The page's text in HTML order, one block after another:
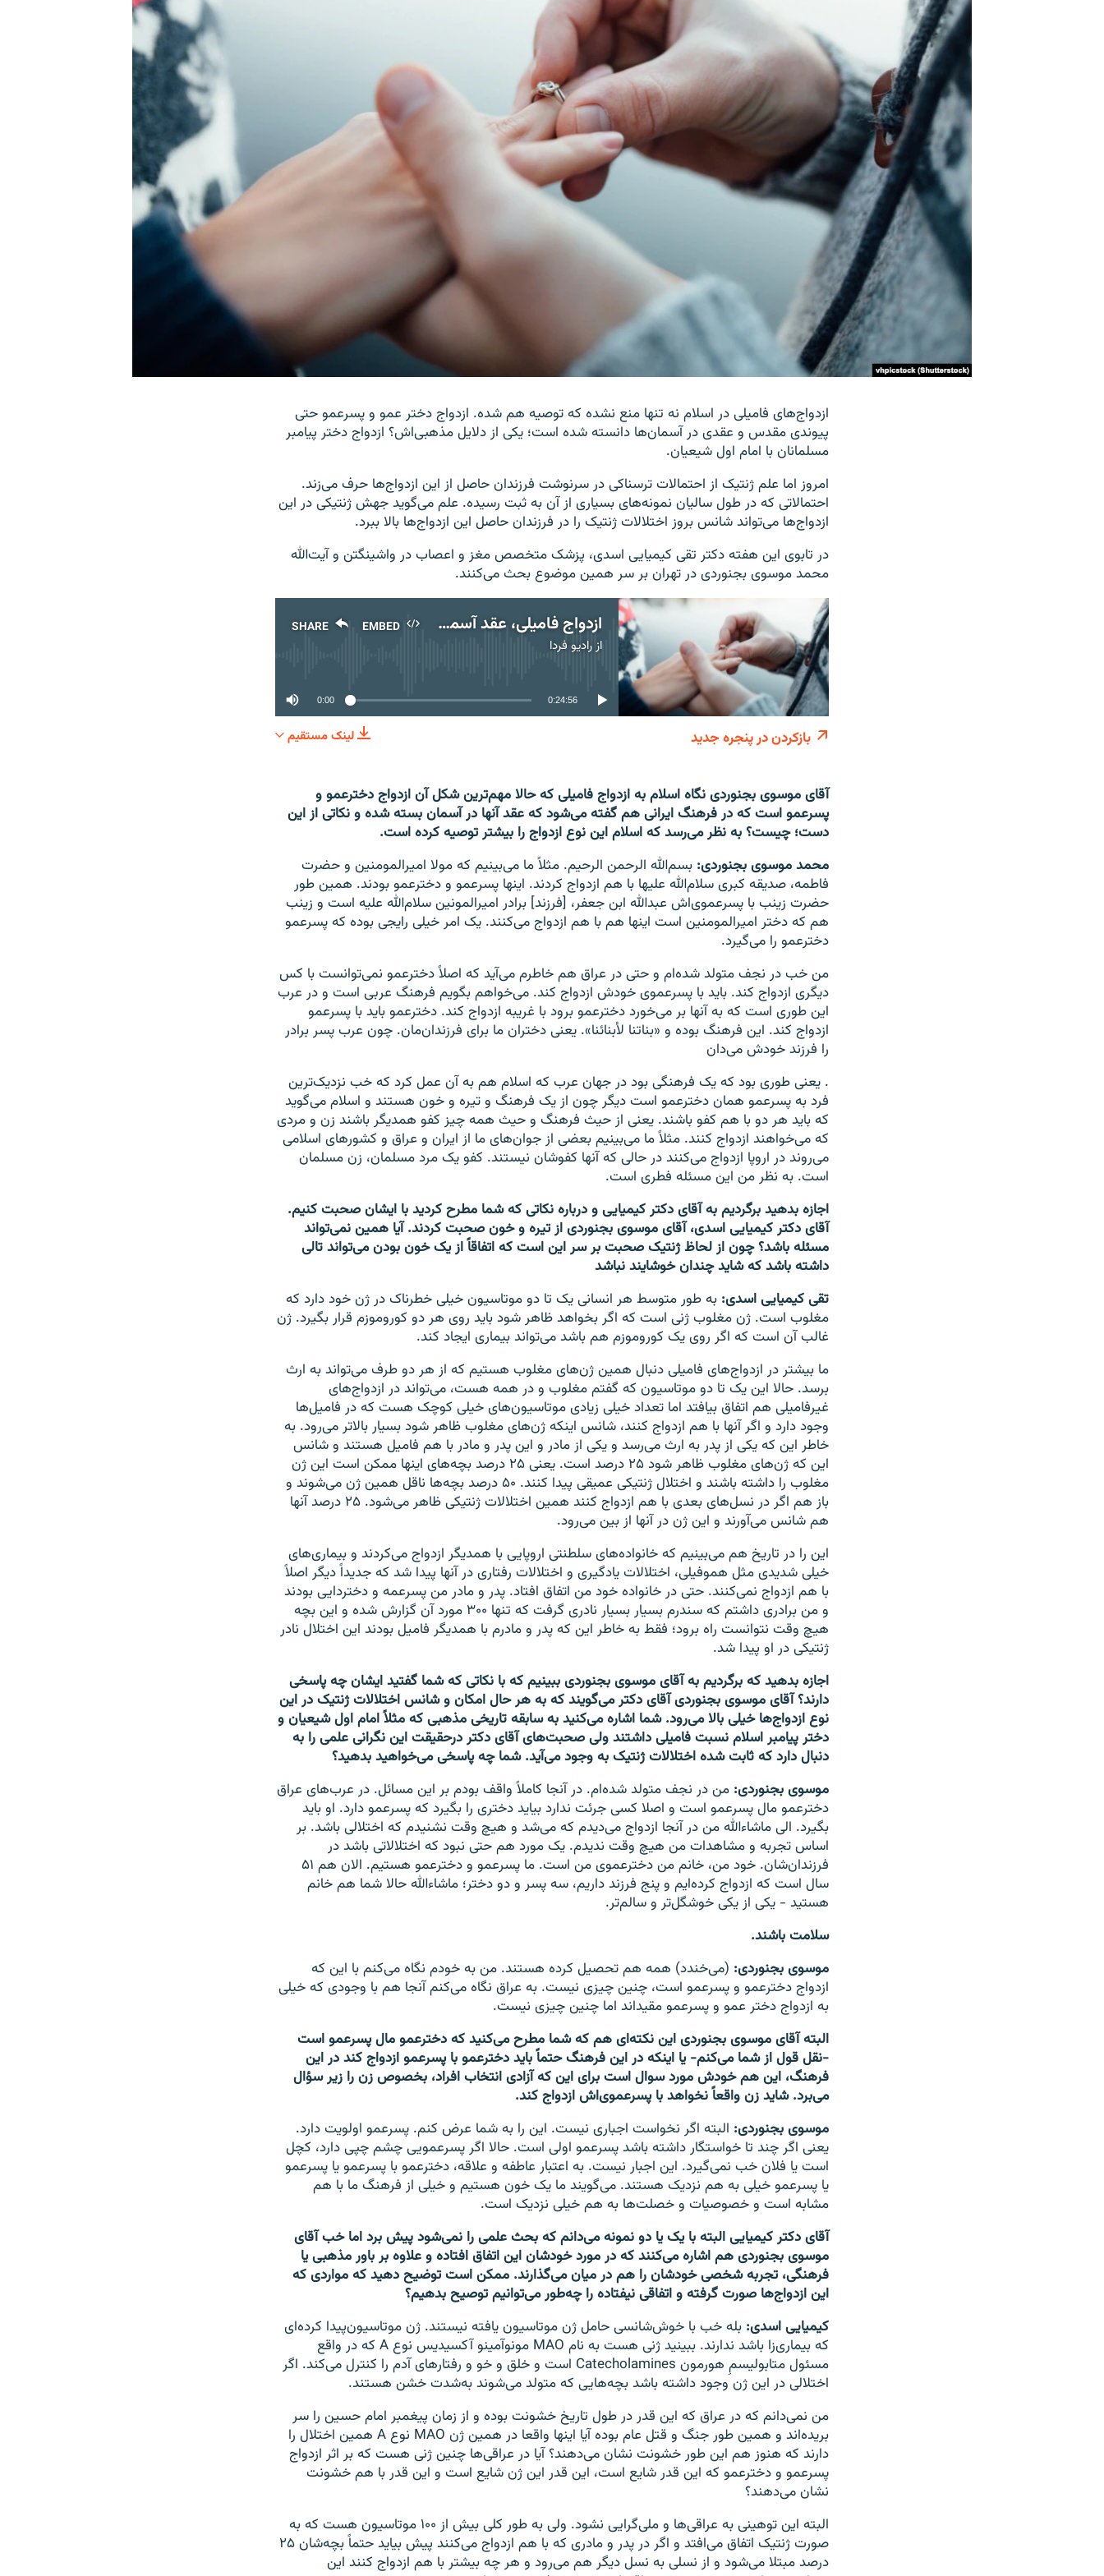
ازدواج‌های فامیلی در اسلام نه تنها منع نشده که توصیه هم شده. ازدواج دختر عمو و پسرعمو حتی
پیوندی مقدس و عقدی در آسمان‌ها دانسته شده است؛ یکی از دلایل مذهبی‌اش؟ ازدواج دختر پیامبر
مسلمانان با امام اول شیعیان.
امروز اما علم ژنتیک از احتمالات ترسناکی در سرنوشت فرزندان حاصل از این ازدواج‌ها حرف می‌زند.
احتمالاتی که در طول سالیان نمونه‌های بسیاری از آن به ثبت رسیده. علم می‌گوید جهش ژنتیکی در این
ازدواج‌ها می‌تواند شانس بروز اختلالات ژنتیک را در فرزندان حاصل این ازدواج‌ها بالا ببرد.
در تابوی این هفته دکتر تقی کیمیایی اسدی، پزشک متخصص مغز و اعصاب در واشینگتن و آیت‌الله
محمد موسوی بجنوردی در تهران بر سر همین موضوع بحث می‌کنند.
EMBED
SHARE ازدواج فامیلی، عقد آسمانی یا خطای ژنتیک؟
ازرادیو فردا
SHARE
No media source currently available
0:00 0:24:56
لینک مستقیم بازکردن در پنجره جدید
آقای موسوی بجنوردی نگاه اسلام به ازدواج فامیلی که حالا مهم‌ترین شکل آن ازدواج دخترعمو و
پسرعمو است که در فرهنگ ایرانی هم گفته می‌شود که عقد آنها در آسمان بسته شده و نکاتی از این
دست؛ چیست؟ به نظر می‌رسد که اسلام این نوع ازدواج را بیشتر توصیه کرده است.
محمد موسوی بجنوردی: بسم‌الله الرحمن الرحیم. مثلاً ما می‌بینیم که مولا امیرالمومنین و حضرت
فاطمه، صدیقه‌ کبری سلام‌الله علیها با هم ازدواج کردند. اینها پسرعمو و دخترعمو بودند. همین طور
حضرت زینب با پسرعموی‌اش عبدالله ابن‌ جعفر، [فرزند] برادر امیرالمونین سلام‌الله علیه است و زینب
هم که دختر امیرالمومنین است اینها هم با هم ازدواج می‌کنند. یک امر خیلی رایجی بوده که پسرعمو
دخترعمو را می‌گیرد.
من خب در نجف متولد شده‌ام و حتی در عراق هم خاطرم می‌آید که اصلاً دخترعمو نمی‌توانست با کس
دیگری ازدواج کند. باید با پسرعموی خودش ازدواج کند. می‌خواهم بگویم فرهنگ عربی است و در عرب
این طوری است که به آنها بر می‌خورد دخترعمو برود با غریبه ازدواج کند. دخترعمو باید با پسرعمو
ازدواج کند. این فرهنگ بوده و «بناتنا لأبنائنا». یعنی دختران ما برای فرزندان‌مان. چون عرب پسر برادر
را فرزند خودش می‌دان
. یعنی طوری بود که یک فرهنگی بود در جهان عرب که اسلام هم به آن عمل کرد که خب نزدیک‌ترین
فرد به پسرعمو همان دخترعمو است دیگر چون از یک فرهنگ و تیره و خون هستند و اسلام می‌گوید
که باید هر دو با هم کفو باشند. یعنی از حیث فرهنگ و حیث همه چیز کفو همدیگر باشند زن و مردی
که می‌خواهند ازدواج کنند. مثلاً ما می‌بینیم بعضی از جوان‌های ما از ایران و عراق و کشورهای اسلامی
می‌روند در اروپا ازدواج می‌کنند در حالی که آنها کفوشان نیستند. کفو یک مرد مسلمان، زن مسلمان
است. به نظر من این مسئله فطری است.
اجازه بدهید برگردیم به آقای دکتر کیمیایی و درباره نکاتی که شما مطرح کردید با ایشان صحبت کنیم.
آقای دکتر کیمیایی اسدی، آقای موسوی بجنوردی از تیره و خون صحبت کردند. آیا همین نمی‌تواند
مسئله باشد؟ چون از لحاظ ژنتیک صحبت بر سر این است که اتفاقاً از یک خون بودن می‌تواند تالی
داشته باشد که شاید چندان خوشایند نباشد
تقی کیمیایی اسدی: به طور متوسط هر انسانی یک تا دو موتاسیون خیلی خطرناک در ژن خود دارد که
مغلوب است. ژن مغلوب ژنی است که اگر بخواهد ظاهر شود باید روی هر دو کوروموزم قرار بگیرد. ژن
غالب آن است که اگر روی یک کوروموزم هم باشد می‌تواند بیماری ایجاد کند.
ما بیشتر در ازدواج‌های فامیلی دنبال همین ژن‌های مغلوب هستیم که از هر دو طرف می‌تواند به ارث
برسد. حالا این یک تا دو موتاسیون که گفتم مغلوب و در همه هست،‌ می‌تواند در ازدواج‌های
غیرفامیلی هم اتفاق بیافتد اما تعداد خیلی زیادی موتاسیون‌های خیلی کوچک هست که در فامیل‌ها
وجود دارد و اگر آنها با هم ازدواج کنند، شانس‌ اینکه ژن‌‌های مغلوب ظاهر شود بسیار بالاتر می‌رود. به
خاطر این که یکی از پدر به ارث می‌رسد و یکی از مادر و این پدر و مادر با هم فامیل هستند و شانس
این که ژن‌های مغلوب ظاهر شود ۲۵ درصد است. یعنی ۲۵ درصد بچه‌های اینها ممکن است این ژن
مغلوب را داشته باشند و اختلال ژنتیکی عمیقی پیدا کنند. ۵۰ درصد بچه‌ها ناقل همین ژن می‌شوند و
باز هم اگر در نسل‌های بعدی با هم ازدواج کنند همین اختلالات ژنتیکی ظاهر می‌شود. ۲۵ درصد آنها
هم شانس می‌آورند و این ژن در آنها از بین می‌رود.
این را در تاریخ هم می‌بینیم که خانواده‌‌های سلطنتی اروپایی با همدیگر ازدواج می‌کردند و بیماری‌های
خیلی شدیدی مثل هموفیلی،‌ اختلالات یادگیری و اختلالات رفتاری در آنها پیدا شد که جدیداً دیگر اصلاً
با هم ازدواج نمی‌کنند. حتی در خانواده خود من اتفاق افتاد. پدر و مادر من پسرعمه و دختردایی بودند
و من برادری داشتم که سندرم بسیار بسیار نادری گرفت که تنها ۳۰۰ مورد آن گزارش شده و این بچه
هیچ وقت نتوانست راه برود؛ فقط به خاطر این که پدر و مادرم با همدیگر فامیل بودند این اختلال نادر
ژنتیکی در او پیدا شد.
اجازه بدهید که برگردیم به آقای موسوی بجنوردی ببینیم که با نکاتی که شما گفتید ایشان چه پاسخی
دارند؟ آقای موسوی بجنوردی آقای دکتر می‌گویند که به هر حال امکان و شانس اختلالات ژنتیک در این
نوع ازدواج‌ها خیلی بالا می‌رود. شما اشاره می‌کنید به سابقه تاریخی مذهبی که مثلاً امام اول شیعیان و
دختر پیامبر اسلام نسبت فامیلی داشتند ولی صحبت‌های آقای دکتر درحقیقت این نگرانی علمی را به
دنبال دارد که ثابت شده اختلالات ژنتیک به وجود می‌آید. شما چه پاسخی می‌خواهید بدهید؟
موسوی بجنوردی: من در نجف متولد شده‌ام. در آنجا کاملاً واقف بودم بر این مسائل. در عرب‌های عراق
دخترعمو مال پسرعمو است و اصلا کسی جرئت ندارد بیاید دختری را بگیرد که پسرعمو دارد. او باید
بگیرد. الی ماشاءالله من در آنجا ازدواج می‌دیدم که می‌شد و هیچ وقت نشنیدم که اختلالی باشد. بر
اساس تجربه و مشاهدات من هیچ وقت ندیدم. یک مورد هم حتی نبود که اختلالاتی باشد در
فرزندان‌شان. خود من، خانم من دخترعموی من است. ما پسرعمو و دخترعمو هستیم. الان هم ۵۱
سال است که ازدواج کرده‌ایم و پنج فرزند داریم، سه پسر و دو دختر؛ ماشاءالله حالا شما هم خانم
هستید - یکی از یکی خوشگل‌تر و سالم‌تر.
سلامت باشند.
موسوی بجنوردی: (می‌خندد) همه هم تحصیل کرده هستند. من به خودم نگاه می‌کنم با این که
ازدواج دخترعمو و پسرعمو است، چنین چیزی نیست. به عراق نگاه می‌کنم آنجا هم با وجودی که خیلی
به ازدواج دختر عمو و پسرعمو مقیداند اما چنین چیزی نیست.
البته آقای موسوی بجنوردی این نکته‌ای هم که شما مطرح می‌کنید که دخترعمو مال پسرعمو است
-نقل قول از شما می‌کنم- یا اینکه در این فرهنگ حتماً باید دخترعمو با پسرعمو ازدواج کند در این
فرهنگ،‌ این هم خودش مورد سوال است برای این که آزادی انتخاب افراد، بخصوص زن را زیر سؤال
می‌برد. شاید زن واقعاً نخواهد با پسرعموی‌اش ازدواج کند.
موسوی بجنوردی: البته اگر نخواست اجباری نیست. این را به شما عرض کنم. پسرعمو اولویت دارد.
یعنی اگر چند تا خواستگار داشته باشد پسرعمو اولی است. حالا اگر پسرعمویی چشم چپی دارد، کچل
است یا فلان خب نمی‌گیرد. این اجبار نیست. به اعتبار عاطفه و علاقه، دخترعمو با پسرعمو یا پسرعمو
یا پسرعمو خیلی به هم نزدیک هستند. می‌گویند ما یک خون هستیم و خیلی از فرهنگ ما با هم
مشابه است و خصوصیات و خصلت‌ها به هم خیلی نزدیک است.
آقای دکتر کیمیایی البته با یک یا دو نمونه می‌دانم که بحث علمی را نمی‌شود پیش برد اما خب آقای
موسوی بجنوردی هم اشاره می‌کنند که در مورد خودشان این اتفاق افتاده و علاوه بر باور مذهبی یا
فرهنگی، تجربه شخصی خودشان را هم در میان می‌گذارند. ممکن است توضیح دهید که مواردی که
این ازدواج‌ها صورت گرفته و اتفاقی نیفتاده را چه‌طور می‌توانیم توصیح بدهیم؟
کیمیایی اسدی: بله خب با خوش‌شانسی حامل ژن موتاسیون یافته نیستند. ژن موتاسیون‌پیدا کرده‌ای
که بیماری‌زا باشد ندارند. ببینید ژنی هست به نام MAO مونوآمینو آکسیدیس نوعA که در واقع
مسئول متابولیسمِ هورمون Catecholamines است و خلق و خو و رفتارهای آدم را کنترل می‌کند. اگر
اختلالی در این ژن وجود داشته باشد بچه‌هایی که متولد می‌شوند به‌شدت خشن هستند.
من نمی‌دانم که در عراق که این قدر در طول تاریخ خشونت بوده و از زمان پیغمبر امام حسین را سر
بریده‌اند و همین طور جنگ و قتل عام بوده آیا اینها واقعا در همین ژن MAO نوعA همین اختلال را
دارند که هنوز هم این طور خشونت نشان می‌دهند؟ ‌آیا در عراقی‌ها چنین ژنی هست که بر اثر ازدواج
پسرعمو و دخترعمو که این قدر شایع است، این قدر این ژن شایع است و این قدر با هم خشونت
نشان می‌دهند؟‌
البته این توهینی به عراقی‌ها و ملی‌گرایی نشود. ولی به طور کلی بیش از ۱۰۰ موتاسیون هست که به
صورت ژنتیک اتفاق می‌افتد و اگر در پدر و مادری که با هم ازدواج می‌کنند پیش بیاید حتماً بچه‌شان ۲۵
درصد مبتلا می‌شود و از نسلی به نسل دیگر هم می‌رود و هر چه بیشتر با هم ازدواج کنند این